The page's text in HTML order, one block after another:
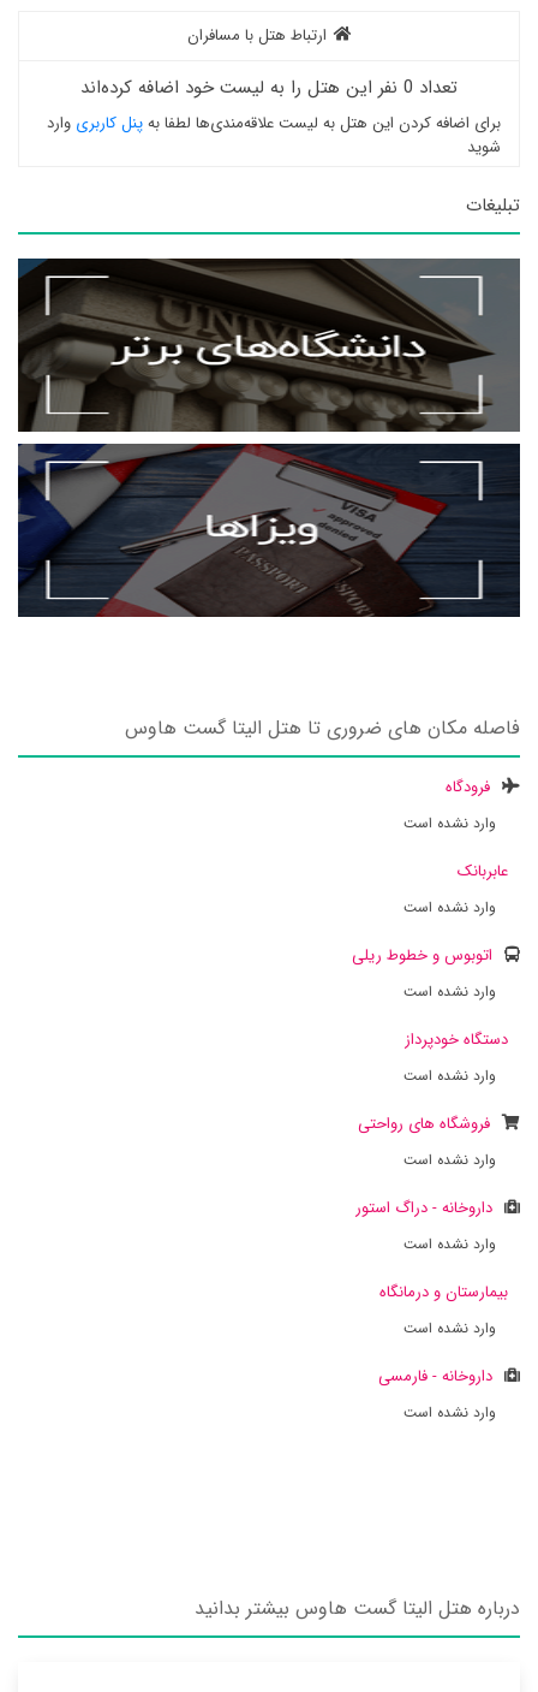
ارتباط هتل با مسافران
تعداد 0 نفر این هتل را به لیست خود اضافه کرده‌اند
برای اضافه کردن این هتل به لیست علاقه‌مندی‌ها لطفا بهپنل کاربری وارد
شوید
تبلیغات
فاصله مکان های ضروری تا هتل الیتا گست هاوس
فرودگاه
وارد نشده است
عابربانک
وارد نشده است
اتوبوس و خطوط ریلی
وارد نشده است
دستگاه خودپرداز
وارد نشده است
فروشگاه های رواحتی
وارد نشده است
داروخانه - دراگ استور
وارد نشده است
بیمارستان و درمانگاه
وارد نشده است
داروخانه - فارمسی
وارد نشده است
درباره هتل الیتا گست هاوس بیشتر بدانید